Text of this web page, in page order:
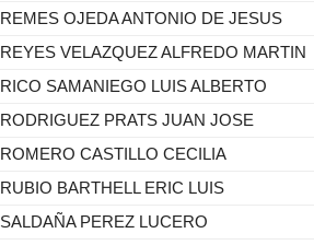
REMES OJEDA ANTONIO DE JESUS
REYES VELAZQUEZ ALFREDO MARTIN
RICO SAMANIEGO LUIS ALBERTO
RODRIGUEZ PRATS JUAN JOSE
ROMERO CASTILLO CECILIA
RUBIO BARTHELL ERIC LUIS
SALDAÑA PEREZ LUCERO